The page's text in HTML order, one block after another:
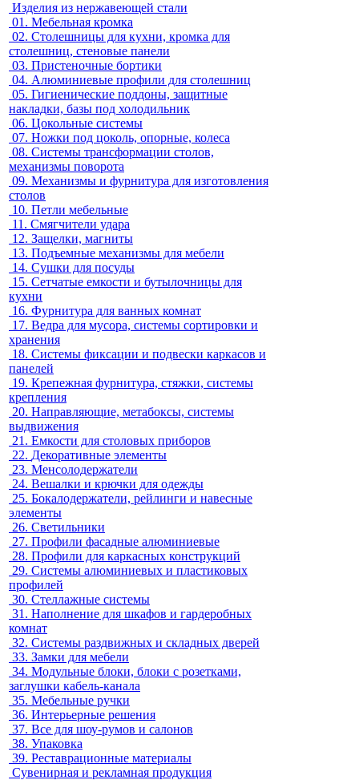
Изделия из нержавеющей стали
01. Мебельная кромка
02. Столешницы для кухни, кромка для
столешниц, стеновые панели
03. Пристеночные бортики
04. Алюминиевые профили для столешниц
05. Гигиенические поддоны, защитные
накладки, базы под холодильник
06. Цокольные системы
07. Ножки под цоколь, опорные, колеса
08. Системы трансформации столов,
механизмы поворота
09. Механизмы и фурнитура для изготовления
столов
10. Петли мебельные
11. Смягчители удара
12. Защелки, магниты
13. Подъемные механизмы для мебели
14. Сушки для посуды
15. Сетчатые емкости и бутылочницы для
кухни
16. Фурнитура для ванных комнат
17. Ведра для мусора, системы сортировки и
хранения
18. Системы фиксации и подвески каркасов и
панелей
19. Крепежная фурнитура, стяжки, системы
крепления
20. Направляющие, метабоксы, системы
выдвижения
21. Емкости для столовых приборов
22. Декоративные элементы
23. Менсолодержатели
24. Вешалки и крючки для одежды
25. Бокалодержатели, рейлинги и навесные
элементы
26. Светильники
27. Профили фасадные алюминиевые
28. Профили для каркасных конструкций
29. Системы алюминиевых и пластиковых
профилей
30. Стеллажные системы
31. Наполнение для шкафов и гардеробных
комнат
32. Системы раздвижных и складных дверей
33. Замки для мебели
34. Модульные блоки, блоки с розетками,
заглушки кабель-канала
35. Мебельные ручки
36. Интерьерные решения
37. Все для шоу-румов и салонов
38. Упаковка
39. Реставрационные материалы
Сувенирная и рекламная продукция